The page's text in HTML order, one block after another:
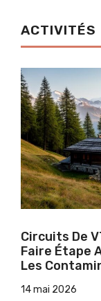
ACTIVITÉS
Circuits De
Faire Étape
Les
14 mai 2026